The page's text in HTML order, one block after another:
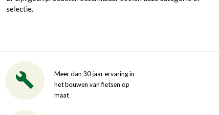
selectie.
Meer dan 30 jaar ervaring in
het bouwen van fietsen op
maat